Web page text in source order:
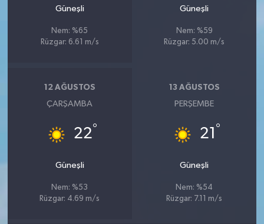
Güneşli
Nem: %65
Rüzgar: 6.61 m/s
Güneşli
Nem: %59
Rüzgar: 5.00 m/s
12 AĞUSTOS
ÇARŞAMBA
22°
Güneşli
Nem: %53
Rüzgar: 4.69 m/s
13 AĞUSTOS
PERŞEMBE
21 °
Güneşli
Nem: %54
Rüzgar: 7.11 m/s